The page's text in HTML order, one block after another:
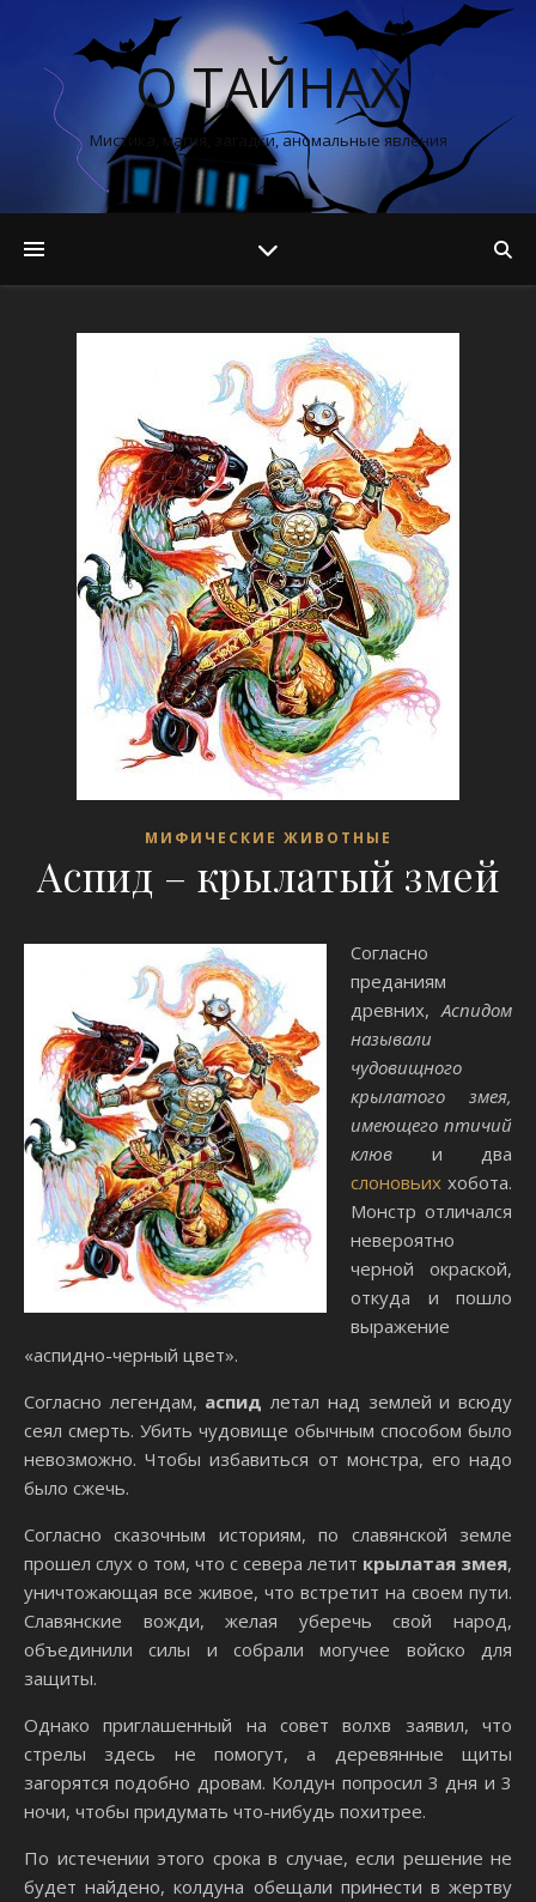
О ТАЙНАХ
Мистика, магия, загадки, аномальные явления
МИФИЧЕСКИЕ ЖИВОТНЫЕ
Аспид – крылатый змей
Согласно
преданиям
древних,Аспидом
называли
чудовищного
крылатого змея,
имеющего птичий
клюв и два
слоновьих хобота.
Монстр отличался
невероятно
черной окраской,
откуда и пошло
выражение
«аспидно-черный цвет».
Согласно легендам, аспид летал над землей и всюду
сеял смерть. Убить чудовище обычным способом было
невозможно. Чтобы избавиться от монстра, его надо
было сжечь.
Согласно сказочным историям, по славянской земле
прошел слух о том, что с севера летит крылатая змея,
уничтожающая все живое, что встретит на своем пути.
Славянские вожди, желая уберечь свой народ,
объединили силы и собрали могучее войско для
защиты.
Однако приглашенный на совет волхв заявил, что
стрелы здесь не помогут, а деревянные щиты
загорятся подобно дровам. Колдун попросил 3 дня и 3
ночи, чтобы придумать что-нибудь похитрее.
По истечении этого срока в случае, если решение не
будет найдено, колдуна обещали принести в жертву